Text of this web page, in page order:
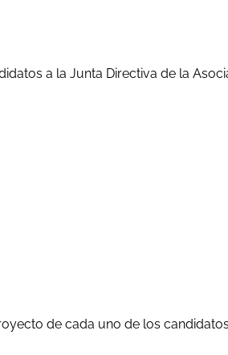
a la Junta Directiva de la
de cada uno de los